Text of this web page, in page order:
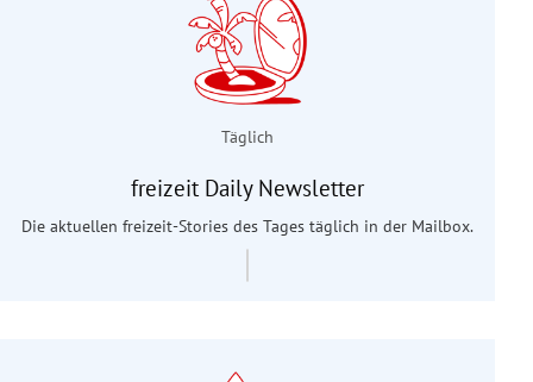
Täglich
freizeit Daily Newsletter
Die aktuellen freizeit-Stories des Tages täglich in der Mailbox.